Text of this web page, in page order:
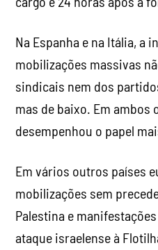
Na Espanha e na Itália, a
mobilizações massivas
sindicais nem dos
mas de baixo. Em ambos
desempenhou o papel
Em vários outros países
mobilizações sem
Palestina e
ataque israelense à